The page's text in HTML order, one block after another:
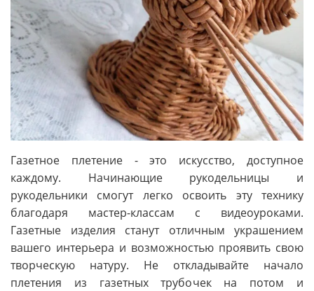
Газетное плетение - это искусство, доступное
каждому. Начинающие рукодельницы и
рукодельники смогут легко освоить эту технику
благодаря мастер-классам с видеоуроками.
Газетные изделия станут отличным украшением
вашего интерьера и возможностью проявить свою
творческую натуру. Не откладывайте начало
плетения из газетных трубочек на потом и